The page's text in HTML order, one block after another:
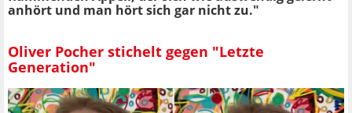
anhört und man hört sich gar nicht zu."
Oliver Pocher stichelt gegen "Letzte
Generation"